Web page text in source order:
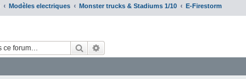
Modèles electriques Monster trucks & Stadiums 1/10 E-Firestorm
Rechercher